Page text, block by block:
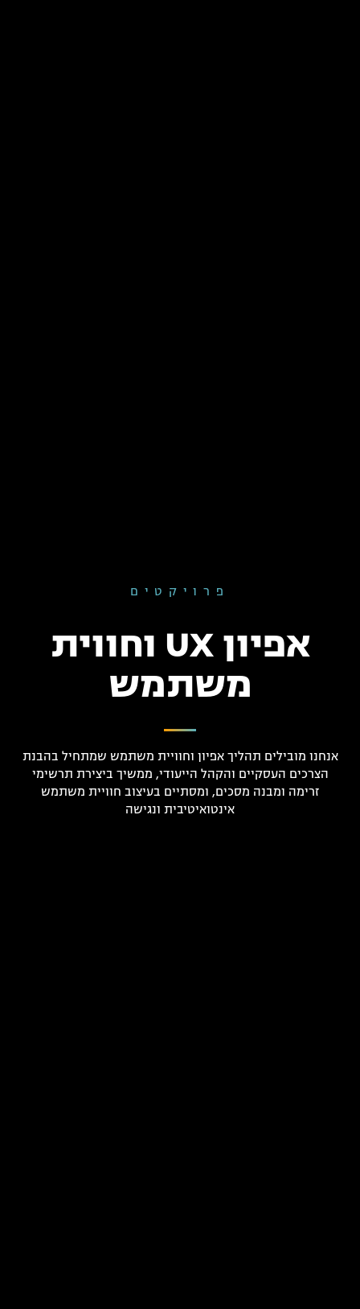
פרויקטים
אפיון UX וחווית
משתמש
אנחנו מובילים תהליך אפיון וחוויית משתמש שמתחיל בהבנת
הצרכים העסקיים והקהל הייעודי, ממשיך ביצירת תרשימי
זרימה ומבנה מסכים, ומסתיים בעיצוב חוויית משתמש
אינטואיטיבית ונגישה